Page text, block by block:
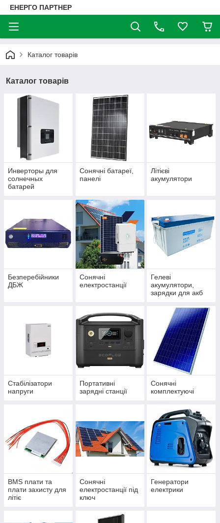
ЕНЕРГО ПАРТНЕР
Каталог товарів
Каталог товарів
Инверторы для
солнечных
батарей
Сонячні батареї,
панелі
Літієві
акумулятори
Безперебійники
ДБЖ
Сонячні
електростанції
Гелеві
акумулятори,
зарядки для акб
Стабілізатори
напруги
Портативні
зарядні станції
Сонячні
комплектуючі
BMS плати та
плати захисту для
літіє
Сонячні
електростанції під
ключ
Генератори
електрики